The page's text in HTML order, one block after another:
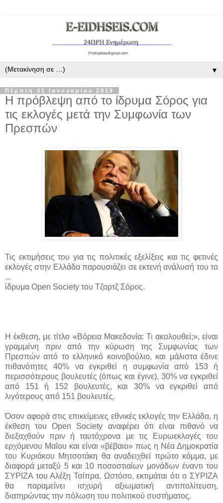
▼
Πέμπτη 31 Ιανουαρίου 2019
Η πρόβλεψη από το ίδρυμα Σόρος για
τις εκλογές μετά την Συμφωνία των
Πρεσπών
Τις εκτιμήσεις του για τις πολιτικές εξελίξεις και τις φετινές
εκλογές στην Ελλάδα παρουσιάζει σε εκτενή ανάλυσή του το
...
ίδρυμα Open Society του Τζορτζ Σόρος.
Η έκθεση, με τίτλο «Βόρεια Μακεδονία: Τι ακολουθεί;», είναι
γραμμένη πριν από την κύρωση της Συμφωνίας των
Πρεσπών από το ελληνικό κοινοβούλιο, και μάλιστα έδινε
πιθανότητες 40% να εγκριθεί η συμφωνία από 153 ή
περισσότερους βουλευτές (όπως και έγινε), 30% να εγκριθεί
από 151 ή 152 βουλευτές, και 30% να εγκριθεί από
λιγότερους από 151 βουλευτές.
Όσον αφορά στις επικείμενες εθνικές εκλογές την Ελλάδα, η
έκθεση του Open Society αναφέρει ότι είναι πιθανό να
διεξαχθούν πριν ή ταυτόχρονα με τις Ευρωεκλογές του
ερχόμενου Μαΐου και είναι «βέβαιο» πως η Νέα Δημοκρατία
του Κυριάκου Μητσοτάκη θα αναδειχθεί πρώτο κόμμα, με
διαφορά μεταξύ 5 και 10 ποσοστιαίων μονάδων έναντι του
ΣΥΡΙΖΑ του Αλέξη Τσίπρα. Ωστόσο, εκτιμάται ότι ο ΣΥΡΙΖΑ
θα παραμείνει ισχυρή αξιωματική αντιπολίτευση,
διατηρώντας την πόλωση του πολιτικού συστήματος.